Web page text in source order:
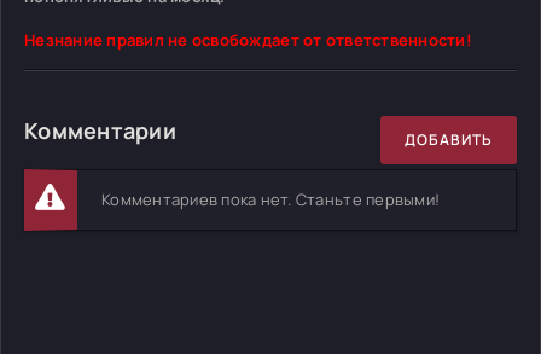
Незнание правил не освобождает от ответственности!
Комментарии ДОБАВИТЬ
Комментариев пока нет. Станьте первыми!